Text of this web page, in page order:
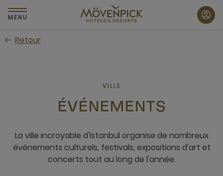
Passer
au
principal
MENU
Retour
VILLE
ÉVÉNEMENTS
La ville incroyable d'Istanbul organise de nombreux
événements culturels, festivals, expositions d'art et
concerts tout au long de l'année.